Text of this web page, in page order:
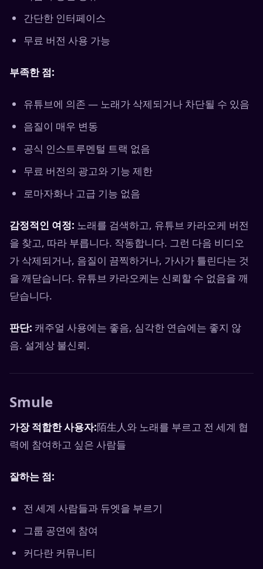
간단한 인터페이스
무료 버전 사용 가능
부족한 점:
유튜브에 의존 — 노래가 삭제되거나 차단될 수 있음
음질이 매우 변동
공식 인스트루멘털 트랙 없음
무료 버전의 광고와 기능 제한
로마자화나 고급 기능 없음
감정적인 여정: 노래를 검색하고, 유튜브 카라오케 버전
을 찾고, 따라 부릅니다. 작동합니다. 그런 다음 비디오
가 삭제되거나, 음질이 끔찍하거나, 가사가 틀린다는 것
을 깨닫습니다. 유튜브 카라오케는 신뢰할 수 없음을 깨
닫습니다.
판단: 캐주얼 사용에는 좋음, 심각한 연습에는 좋지 않
음. 설계상 불신뢰.
Smule
가장 적합한 사용자:陌生人와 노래를 부르고 전 세계 협
력에 참여하고 싶은 사람들
잘하는 점:
전 세계 사람들과 듀엣을 부르기
그룹 공연에 참여
커다란 커뮤니티